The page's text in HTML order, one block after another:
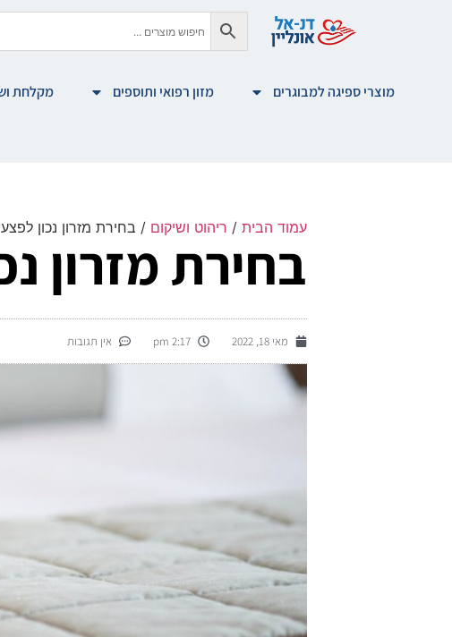
מוצרי ספיגה למבוגרים מזון רפואי ותוספים מקלחת
עמוד הבית / ריהוט ושיקום / בחירת מזרון נכון
בחירת מזרון
מאי 18, 2022 2:17 pm אין תגובות